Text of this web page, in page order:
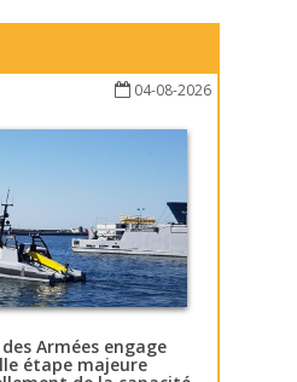
04-08-2026
Armées engage
étape majeure